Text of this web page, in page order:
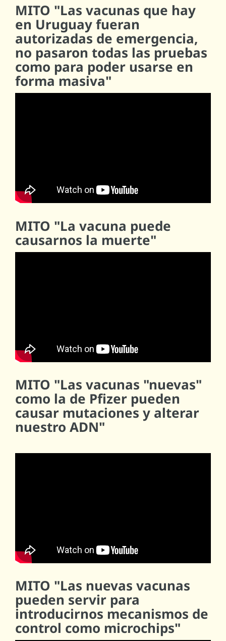
MITO "Las vacunas que hay
en Uruguay fueran
autorizadas de emergencia,
no pasaron todas las pruebas
como para poder usarse en
forma masiva"
MITO "La vacuna puede
causarnos la muerte"
MITO "Las vacunas "nuevas"
como la de Pfizer pueden
causar mutaciones y alterar
nuestro ADN"
MITO "Las nuevas vacunas
pueden servir para
introducirnos mecanismos de
control como microchips"